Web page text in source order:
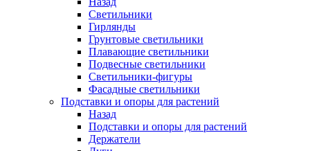
Светильники
Гирлянды
Грунтовые светильники
Плавающие светильники
Подвесные светильники
Светильники-фигуры
Фасадные светильники
Подставки и опоры для растений
Назад
Подставки и опоры для растений
Держатели